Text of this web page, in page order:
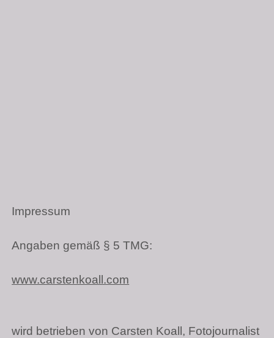
Impressum
Angaben gemäß § 5TMG:
www.carstenkoall.com
wird betrieben von Carsten Koall, Fotojournalist